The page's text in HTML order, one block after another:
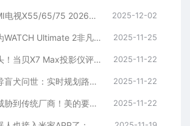
小米发布REDMI电视X55/65/75 2026：Mini LED只要2499元起 2025-12-02
一图看懂：华为WATCH Ultimate 2非凡探索发布 6499元起 2025-11-25
卷完光源卷镜头！当贝X7 Max投影仪评测：纯三色激光已普及 镜头移轴新赛道出现！ 2025-11-22
华为助力机械导盲犬问世：实时规划路径、语音交互 2025-11-22
小米空调大卖威胁到传统厂商！美的要求售后停止小米和格力业务：官方回应 2025-11-22